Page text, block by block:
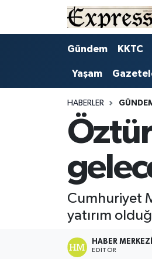
Gündem KKTC
Yaşam
HABERLER
Cumhuriyet
yatırım
HABER MERKEZI
EDITÖR
ALAYKÖY
ALSANCAK
ÇATALKÖY
EKONOMİ
ENGLISH
Hava Durumu
Trafik Durumu
Süper Lig Puan Durumu
Tüm Manşetler
Son Dakika Haberleri
Haber Arşivi